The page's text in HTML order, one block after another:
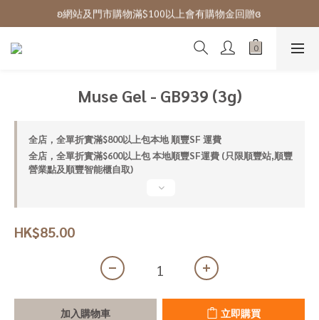
ʚ 網站免費登記會員,登入後可下單ɞ Click Here
ʚ網站及門市購物滿$100以上會有購物金回贈ɞ
ʚ 網站免費登記會員,登入後可下單ɞ Click Here
Muse Gel - GB939 (3g)
全店，全單折實滿$800以上包本地 順豐SF 運費
全店，全單折實滿$600以上包 本地順豐SF運費 (只限順豐站,順豐
營業點及順豐智能櫃自取)
HK$85.00
加入購物車 立即購買